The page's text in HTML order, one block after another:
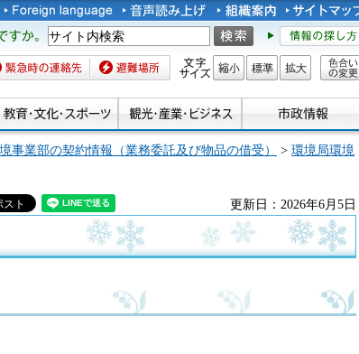
す
時の連絡先 避難場所 文字サイズ
縮小 標準 拡大
色合い
事業部の契約情報（業務委託及び物品の借受） > 環境局環境
更新日：2026年6月5日